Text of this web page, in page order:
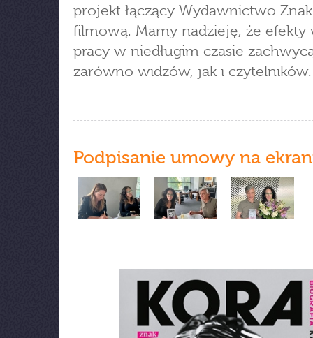
projekt łączący Wydawnictwo
filmową. Mamy nadzieję, że efekty
pracy w niedługim czasie
zarówno widzów, jak i czytelników.
Podpisanie umowy na